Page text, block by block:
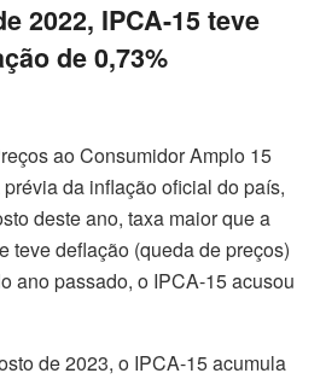
2022, IPCA-15 teve
de 0,73%
ao Consumidor Amplo 15
da inflação oficial do país,
deste ano, taxa maior que a
teve deflação (queda de preços)
ano passado, o IPCA-15 acusou
de 2023, o IPCA-15 acumula